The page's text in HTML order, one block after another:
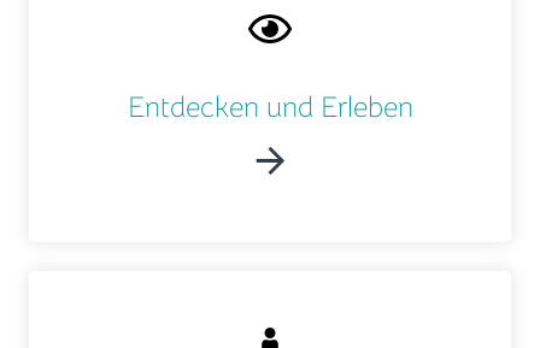
Entdecken und Erleben